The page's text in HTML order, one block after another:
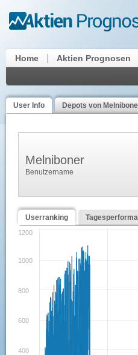
Home Aktien Prognosen
User Info Depots von
Melniboner
Benutzername
Userranking
400
600
800
1000
1200